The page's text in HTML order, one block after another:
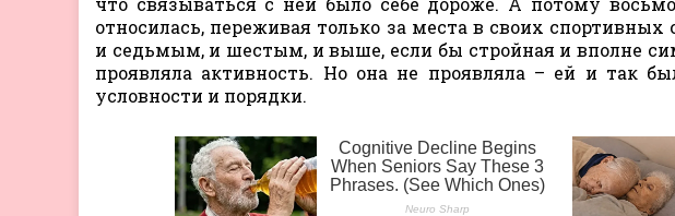
относилась, переживая только за места в своих спортивных
и седьмым, и шестым, и выше, если бы стройная и вполне
проявляла активность. Но она не проявляла – ей и так
условности и порядки.